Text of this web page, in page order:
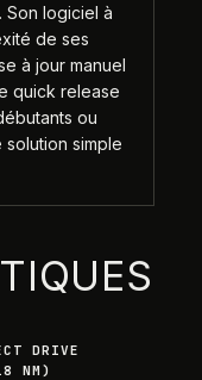
logiciel à
de ses
à jour manuel
quick release
ou
solution simple
DRIVE
NM)